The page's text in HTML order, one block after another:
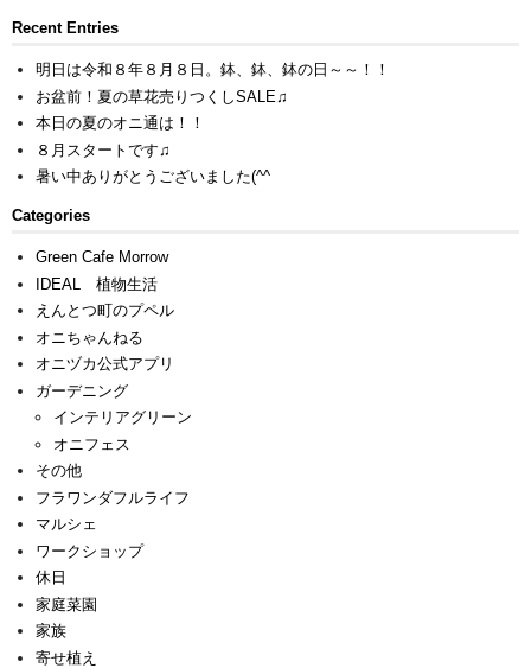
Recent Entries
明日は令和８年８月８日。鉢、鉢、鉢の日～～！！
お盆前！夏の草花売りつくしSALE♫
本日の夏のオニ通は！！
８月スタートです♫
暑い中ありがとうございました(^^ゞ
Categories
Green Cafe Morrow
IDEAL 植物生活
えんとつ町のプペル
オニちゃんねる
オニヅカ公式アプリ
ガーデニング
インテリアグリーン
オニフェス
その他
フラワンダフルライフ
マルシェ
ワークショップ
休日
家庭菜園
家族
寄せ植え